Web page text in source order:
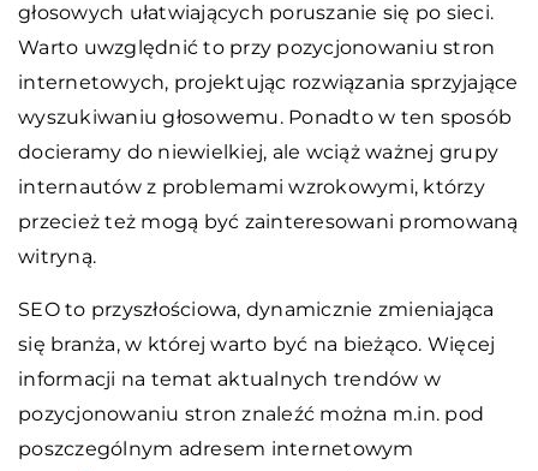
głosowych ułatwiających poruszanie się po sieci.
Warto uwzględnić to przy pozycjonowaniu stron
internetowych, projektując rozwiązania sprzyjające
wyszukiwaniu głosowemu. Ponadto w ten sposób
docieramy do niewielkiej, ale wciąż ważnej grupy
internautów z problemami wzrokowymi, którzy
przecież też mogą być zainteresowani promowaną
witryną.
SEO to przyszłościowa, dynamicznie zmieniająca
się branża, w której warto być na bieżąco. Więcej
informacji na temat aktualnych trendów w
pozycjonowaniu stron znaleźć można m.in. pod
poszczególnym adresem internetowym